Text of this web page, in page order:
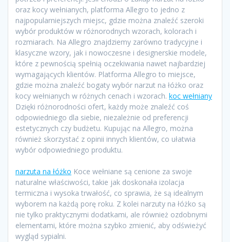
oraz kocy wełnianych, platforma Allegro to jedno z
najpopularniejszych miejsc, gdzie można znaleźć szeroki
wybór produktów w różnorodnych wzorach, kolorach i
rozmiarach. Na Allegro znajdziemy zarówno tradycyjne i
klasyczne wzory, jak i nowoczesne i designerskie modele,
które z pewnością spełnią oczekiwania nawet najbardziej
wymagających klientów. Platforma Allegro to miejsce,
gdzie można znaleźć bogaty wybór narzut na łóżko oraz
kocy wełnianych w różnych cenach i wzorach. koc wełniany
Dzięki różnorodności ofert, każdy może znaleźć coś
odpowiedniego dla siebie, niezależnie od preferencji
estetycznych czy budżetu. Kupując na Allegro, można
również skorzystać z opinii innych klientów, co ułatwia
wybór odpowiedniego produktu.
narzuta na łóżko Koce wełniane są cenione za swoje
naturalne właściwości, takie jak doskonała izolacja
termiczna i wysoka trwałość, co sprawia, że są idealnym
wyborem na każdą porę roku. Z kolei narzuty na łóżko są
nie tylko praktycznymi dodatkami, ale również ozdobnymi
elementami, które można szybko zmienić, aby odświeżyć
wygląd sypialni.